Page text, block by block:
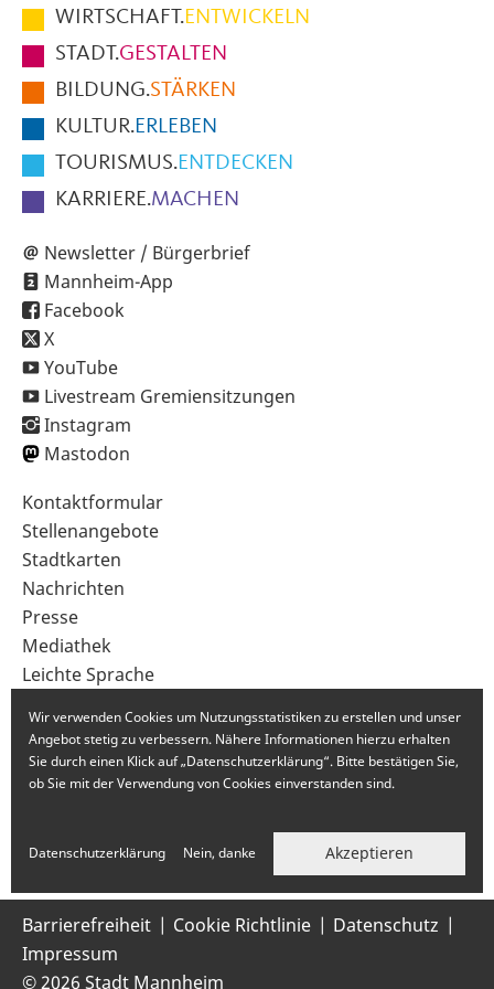
im
Fußbereich
der
Seite
WIRTSCHAFT.ENTWICKELN
STADT.GESTALTEN
BILDUNG.STÄRKEN
KULTUR.ERLEBEN
TOURISMUS.ENTDECKEN
KARRIERE.MACHEN
Newsletter / Bürgerbrief
Mannheim-App
Facebook
X
YouTube
Livestream Gremiensitzungen
Instagram
Mastodon
Sekundärnavigation
im
Fußbereich
Kontaktformular
Stellenangebote
Stadtkarten
Nachrichten
Presse
Mediathek
Leichte Sprache
Barrierefreiheit Cookie Richtlinie
Datenschutz
Impressum
© 2026 Stadt Mannheim
Wir verwenden Cookies um Nutzungsstatistiken zu erstellen und unser
Angebot stetig zu verbessern. Nähere Informationen hierzu erhalten
Sie durch einen Klick auf „Datenschutzerklärung“. Bitte bestätigen Sie,
ob Sie mit der Verwendung von Cookies einverstanden sind.
Datenschutzerklärung Nein, danke Akzeptieren